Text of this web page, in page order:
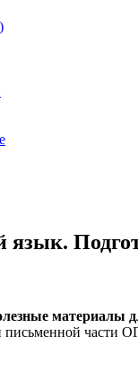
язык.
материалы
части